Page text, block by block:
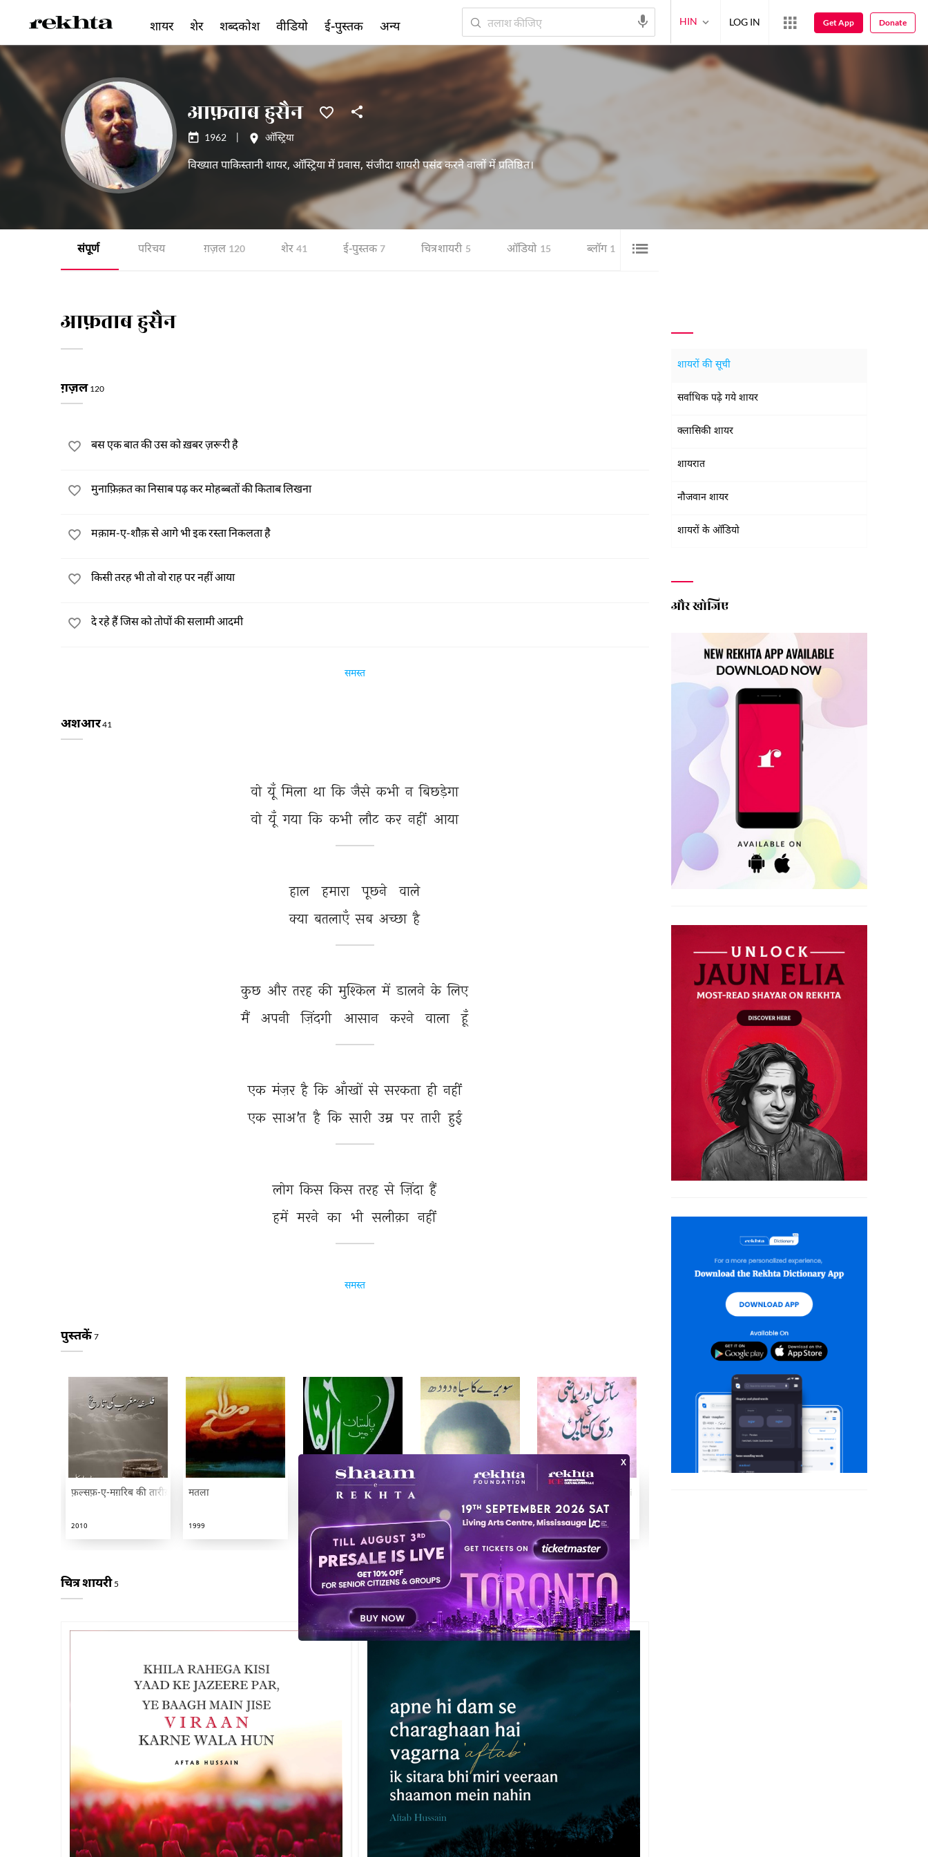
आफ़ताब हुसैन
1962 ऑस्ट्रिया
विख्यात पाकिस्तानी शायर, ऑस्ट्रिया में प्रवास, संजीदा शायरी पसंद करने वालों में प्रतिष्ठित।
संपूर्ण परिचय ग़ज़ल 120 शेर 41 ई-पुस्तक 7 चित्र शायरी 5 ऑडियो 15 ब्लॉग 1
आफ़ताब हुसैन
ग़ज़ल 120
बस एक बात की उस को ख़बर ज़रूरी है
मुनाफ़िक़त का निसाब पढ़ कर मोहब्बतों की किताब लिखना
मक़ाम-ए-शौक़ से आगे भी इक रस्ता निकलता है
किसी तरह भी तो वो राह पर नहीं आया
दे रहे हैं जिस को तोपों की सलामी आदमी
समस्त
अशआर41
वो यूँ मिला था कि जैसे कभी न बिछड़ेगा
वो यूँ गया कि कभी लौट कर नहीं आया
हाल हमारा पूछने
वाले
क्या बतलाएँ सब अच्छा है
कुछ और तरह की मुश्किल में डालने के लिए
मैं
अपनी ज़िंदगी आसान करने वाला हूँ
एक मंज़र है कि आँखों से सरकता ही नहीं
एक साअ'त है कि सारी उम्र पर तारी हुई
लोग किस किस तरह से ज़िंदा हैं
हमें मरने का भी सलीक़ा नहीं
समस्त
पुस्तकें 7
फ़ल्सफ़-ए-मग़रिब की तारीख़
2010
मतला
1999
पाकिस्तान में तहजीब का इर्तिक़ा Science Aur Riyazi Ki Darsi Kitaben
1984
चित्र शायरी5
शायरों की सूची
सर्वाधिक पढ़े गये शायर
क्लासिकी शायर
शायरात
नौजवान शायर
शायरों के ऑडियो
और खोजिए
शायर शेर शब्दकोश वीडियो ई-पुस्तक अन्य HIN LOG IN Get App Donate